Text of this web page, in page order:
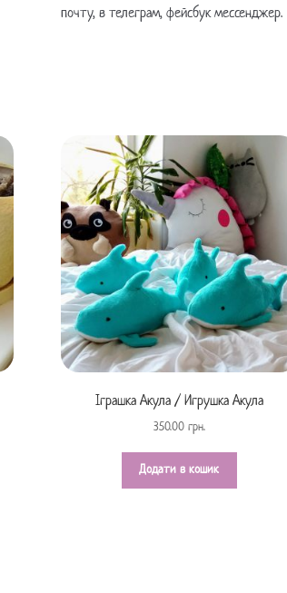
почту, в телеграм, фейсбук мессенджер.
Іграшка Акула / Игрушка Акула
350.00 грн.
Додати в кошик